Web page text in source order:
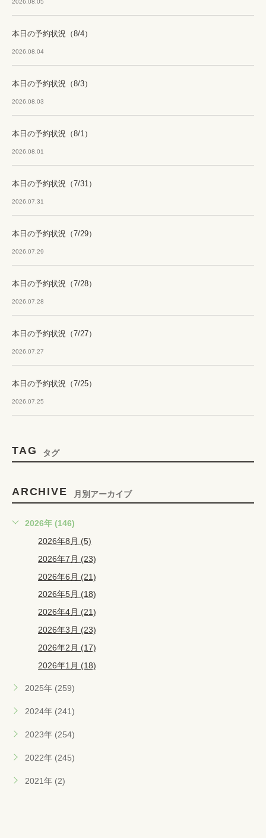
本日の予約状況（8/4）
2026.08.04
本日の予約状況（8/3）
2026.08.03
本日の予約状況（8/1）
2026.08.01
本日の予約状況（7/31）
2026.07.31
本日の予約状況（7/29）
2026.07.29
本日の予約状況（7/28）
2026.07.28
本日の予約状況（7/27）
2026.07.27
本日の予約状況（7/25）
2026.07.25
TAG タグ
ARCHIVE 月別アーカイブ
2026年 (146)
2026年8月 (5)
2026年7月 (23)
2026年6月 (21)
2026年5月 (18)
2026年4月 (21)
2026年3月 (23)
2026年2月 (17)
2026年1月 (18)
2025年 (259)
2024年 (241)
2023年 (254)
2022年 (245)
2021年 (2)